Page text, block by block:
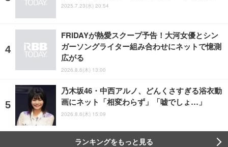
2025.7.23(水) 20:54
FRIDAYが熱愛スクープ予告！大河女優とシン
ガーソングライター組み合わせにネットで憶測
広がる
2026.8.6(木) 13:00
乃木坂46・中西アルノ、どんくさすぎる浴衣動
画にネット「相変わらず」「嘘でしょ…」
2026.8.6(木) 15:09
ランキングをもっと見る